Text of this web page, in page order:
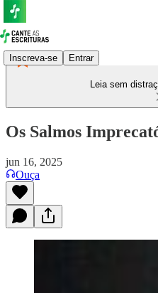
Inscreva-se Entrar
Leia sem
Os Salmos
jun 16, 2025
Ouça